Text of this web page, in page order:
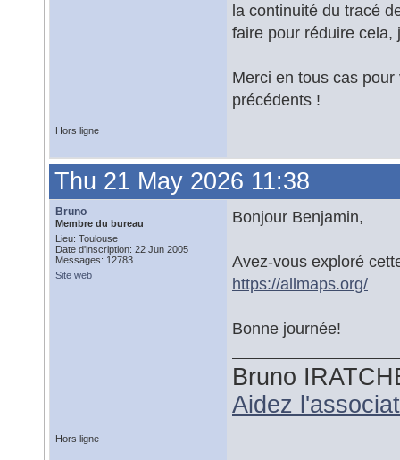
la continuité du tracé
faire pour réduire cela,
Merci en tous cas
précédents !
Hors ligne
Thu 21 May 2026 11:38
Bruno
Membre du bureau
Lieu: Toulouse
Date d'inscription: 22 Jun 2005
Messages: 12783
Site web
Bonjour Benjamin,
Avez-vous exploré
https://allmaps.org/
Bonne journée!
Bruno
Aidez
Hors ligne